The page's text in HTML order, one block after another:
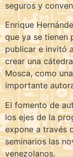
seguros y
Enrique
que ya se tienen
publicar e invitó
crear una
Mosca, como
importante
El fomento de
los ejes de la
expone a través
seminarios las
venezolanos.